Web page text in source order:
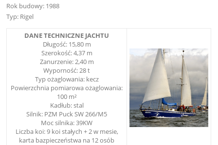
Rok budowy: 1988
Typ: Rigel
DANE TECHNICZNE JACHTU
Długość: 15,80 m
Szerokość: 4,37 m
Zanurzenie: 2,40 m
Wyporność: 28 t
Typ ożaglowania: kecz
Powierzchnia pomiarowa ożaglowania:
100 m²
Kadłub: stal
Silnik: PZM Puck SW 266/M5
Moc silnika: 39KW
Liczba koi: 9 koi stałych + 2 w mesie,
karta bazpieczeństwa na 12 osób